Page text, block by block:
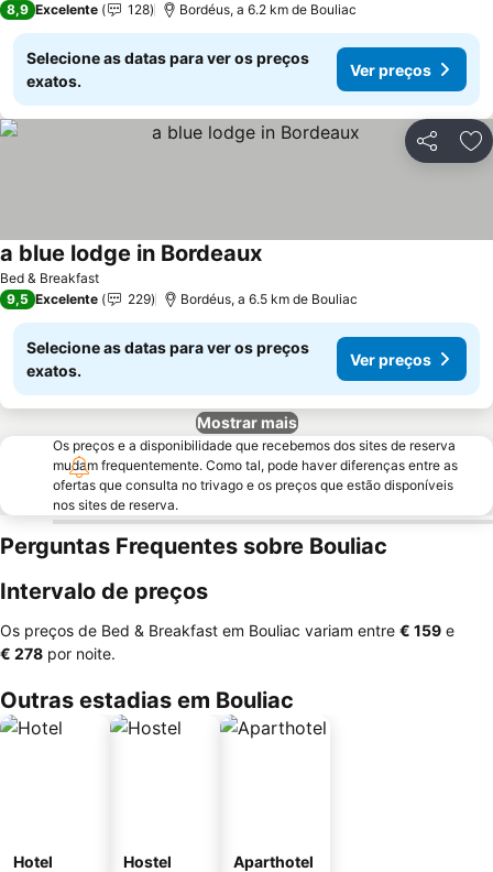
8,9 Excelente 128 Bordéus, a 6.2 km de Bouliac
Selecione as datas para ver os preços
exatos.
Ver preços
Partilhar
Bed & Breakfast
a blue lodge in Bordeaux
9,5 Excelente 229 Bordéus, a 6.5 km de Bouliac
Selecione as datas para ver os preços
exatos.
Ver preços
Mostrar mais
Os preços e a disponibilidade que recebemos dos sites de reserva
mudam frequentemente. Como tal, pode haver diferenças entre as
ofertas que consulta no trivago e os preços que estão disponíveis
nos sites de reserva.
Perguntas Frequentes sobre Bouliac
Intervalo de preços
Os preços de Bed & Breakfast em Bouliac variam entre ‎€ 159 e
‎€ 278 por noite.
Outras estadias em Bouliac
Hotel Hostel Aparthotel